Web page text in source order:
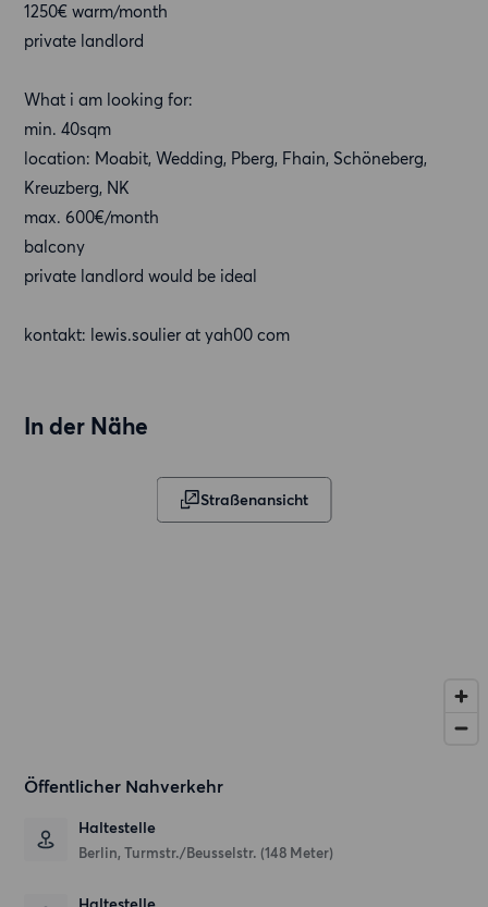
1250€ warm/month
private landlord
What i am looking for:
min. 40sqm
location: Moabit, Wedding, Pberg, Fhain, Schöneberg,
Kreuzberg, NK
max. 600€/month
balcony
private landlord would be ideal
kontakt: lewis.soulier at yah00 com
In der Nähe
Straßenansicht
Öffentlicher Nahverkehr
Haltestelle
Berlin, Turmstr./Beusselstr. (148 Meter)